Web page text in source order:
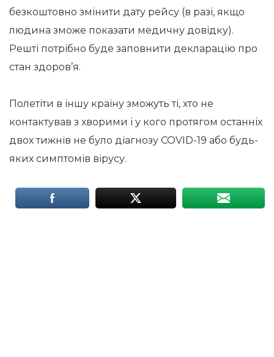
безкоштовно змінити дату рейсу (в разі, якщо
людина зможе показати медичну довідку).
Решті потрібно буде заповнити декларацію про
стан здоров’я.
Полетіти в іншу країну зможуть ті, хто не
контактував з хворими і у кого протягом останніх
двох тижнів не було діагнозу COVID-19 або будь-
яких симптомів вірусу.